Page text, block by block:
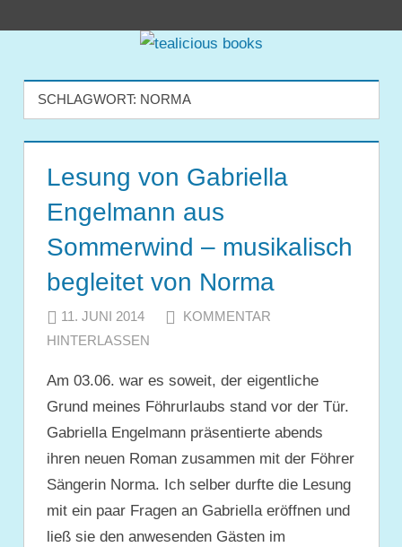
tealicious
books
SCHLAGWORT: NORMA
Lesung von Gabriella
Engelmann aus
Sommerwind – musikalisch
begleitet von Norma
11. JUNI 2014 JULIA
KOMMENTAR
HINTERLASSEN
Am 03.06. war es soweit, der eigentliche
Grund meines Föhrurlaubs stand vor der Tür.
Gabriella Engelmann präsentierte abends
ihren neuen Roman zusammen mit der Föhrer
Sängerin Norma. Ich selber durfte die Lesung
mit ein paar Fragen an Gabriella eröffnen und
ließ sie den anwesenden Gästen im